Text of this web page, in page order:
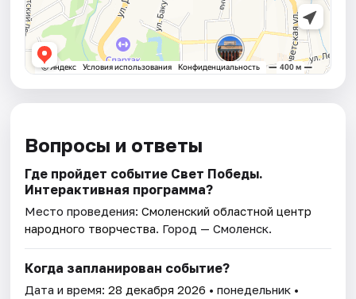
Вопросы и ответы
Где пройдет событие Свет Победы.
Интерактивная программа?
Место проведения:Смоленский областной центр
народного творчества. Город — Смоленск.
Когда запланирован событие?
Дата и время:28 декабря 2026 • понедельник •